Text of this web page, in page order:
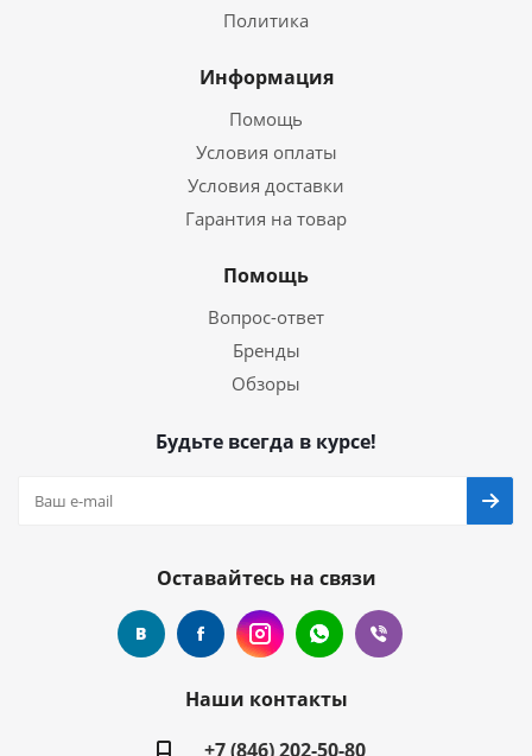
Политика
Информация
Помощь
Условия оплаты
Условия доставки
Гарантия на товар
Помощь
Вопрос-ответ
Бренды
Обзоры
Будьте всегда в курсе!
Оставайтесь на связи
Наши контакты
+7 (846) 202-50-80